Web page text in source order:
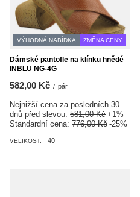
VÝHODNÁ NABÍDKA ZMĚNA CENY
Dámské pantofle na klínku hnědé
INBLU NG-4G
582,00 Kč / pár
Nejnižší cena za posledních 30
dnů před slevou: 581,00 Kč +1%
Standardní cena: 776,00 Kč -25%
VELIKOST: 40